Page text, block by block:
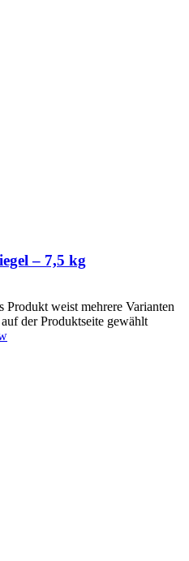
– 7,5 kg
Produkt weist mehrere Varianten
der Produktseite gewählt